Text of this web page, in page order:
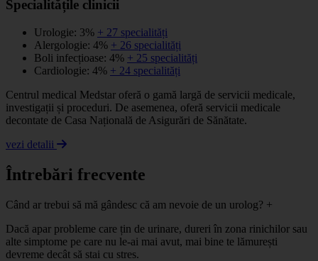
Specialitățile clinicii
Urologie: 3% + 27 specialități
Alergologie: 4% + 26 specialități
Boli infecțioase: 4% + 25 specialități
Cardiologie: 4% + 24 specialități
Centrul medical Medstar oferă o gamă largă de servicii medicale,
investigații și proceduri. De asemenea, oferă servicii medicale
decontate de Casa Națională de Asigurări de Sănătate.
vezi detalii
Întrebări frecvente
Când ar trebui să mă gândesc că am nevoie de un urolog? +
Dacă apar probleme care țin de urinare, dureri în zona rinichilor sau
alte simptome pe care nu le-ai mai avut, mai bine te lămurești
devreme decât să stai cu stres.